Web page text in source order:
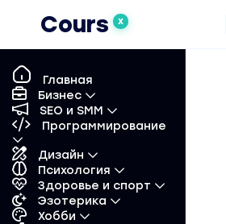
Cours X
Главная
Бизнес
SEO и SMM
Программирование
Дизайн
Психология
Здоровье и спорт
Эзотерика
Хобби